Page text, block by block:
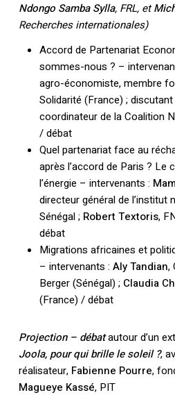
Ndongo Samba Sylla, FRL, et
Recherches internationales)
Accord de Partenariat
sommes-nous ? –
agro-économiste, membre
Solidarité (France) ; discutant
coordinateur de la Coalition
/ débat
Quel partenariat face au
après l’accord de Paris ? Le
l’énergie – intervenants :
directeur général de l’institut
Sénégal ; Robert Textoris,
débat
Migrations africaines et
– intervenants : Aly Tandian,
Berger (Sénégal) ; Claudia
(France) / débat
Projection – débatautour d’un
Joola, pour qui brille le soleil ?,
réalisateur,Fabienne Pourre,
Magueye Kassé, PIT